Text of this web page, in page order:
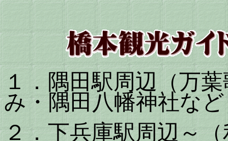
１．隅田駅周辺（万
み・隅田八幡神社な
２．下兵庫駅周辺～